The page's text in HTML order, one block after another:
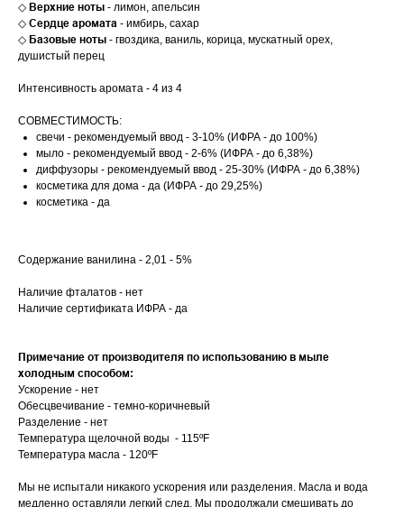
◇ Верхние ноты - лимон, апельсин
◇ Сердце аромата - имбирь, сахар
◇ Базовые ноты - гвоздика, ваниль, корица, мускатный орех,
душистый перец
Интенсивность аромата - 4 из 4
СОВМЕСТИМОСТЬ:
свечи - рекомендуемый ввод - 3-10% (ИФРА - до 100%)
мыло - рекомендуемый ввод - 2-6% (ИФРА - до 6,38%)
диффузоры - рекомендуемый ввод - 25-30% (ИФРА - до 6,38%)
косметика для дома - да (ИФРА - до 29,25%)
косметика - да
Содержание ванилина - 2,01 - 5%
Наличие фталатов - нет
Наличие сертификата ИФРА - да
Примечание от производителя по использованию в мыле
холодным способом:
Ускорение - нет
Обесцвечивание - темно-коричневый
Разделение - нет
Температура щелочной воды - 115ºF
Температура масла - 120ºF
Мы не испытали никакого ускорения или разделения. Масла и вода
медленно оставляли легкий след. Мы продолжали смешивать до